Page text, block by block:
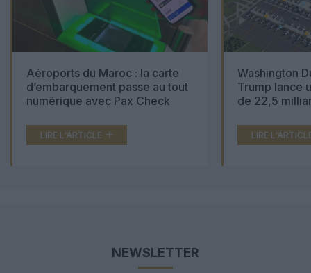
Aéroports du Maroc : la carte
d’embarquement passe au tout
numérique avec Pax Check
LIRE L'ARTICLE
Washington
Trump lance
de 22,5
LIRE
NEWSLETTER